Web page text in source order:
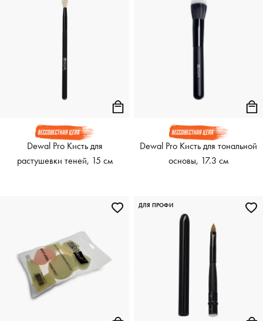
Dewal Pro Кисть для
растушевки теней, 15 см
Dewal Pro Кисть для тональной
основы, 17.3 см
ДЛЯ ПРОФИ